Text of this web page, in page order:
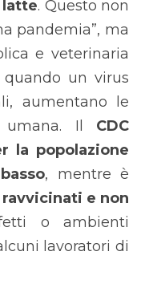
latte. Questo non
pandemia”, ma
e veterinaria
quando un virus
aumentano le
umana. Il CDC
la popolazione
, mentre è
e non
o ambienti
lavoratori di